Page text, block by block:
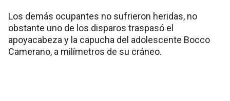
Los demás ocupantes no sufrieron heridas, no
obstante uno de los disparos traspasó el
apoyacabeza y la capucha del adolescente Bocco
Camerano, a milímetros de su cráneo.